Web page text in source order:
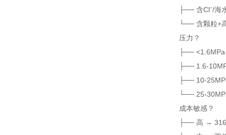
├── 含Cl⁻/海
└── 含颗粒+
压力？
├──
├── 1.6-
├── 10-
└── 25-
成本敏感？
├── 高 →